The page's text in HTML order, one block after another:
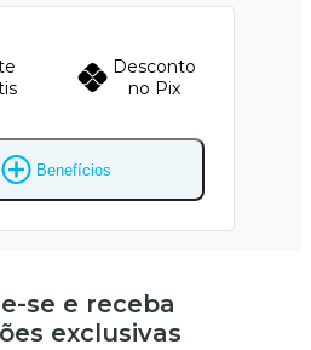
Desconto
no Pix
Benefícios
se e receba
exclusivas